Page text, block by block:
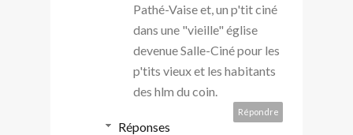
Pathé-Vaise et, un p'tit ciné
dans une "vieille" église
devenue Salle-Ciné pour les
p'tits vieux et les habitants
des hlm du coin.
Répondre
Réponses